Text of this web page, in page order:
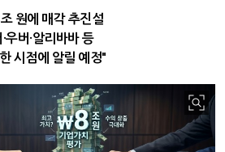
원에 매각 추진설
우버·알리바바 등
시점에 알릴 예정"